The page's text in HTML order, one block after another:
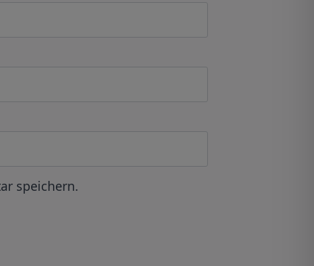
speichern.